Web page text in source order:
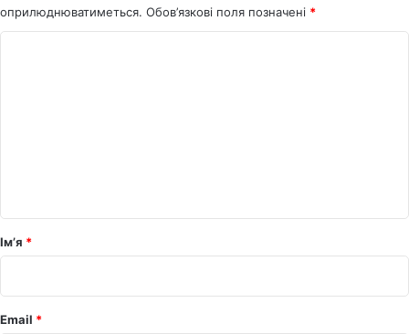
оприлюднюватиметься. Обов’язкові поля позначені *
р
*
Ім’я *
Email *